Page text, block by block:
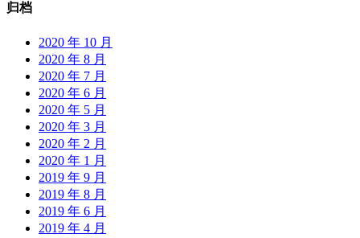
归档
2020 年 10 月
2020 年 8 月
2020 年 7 月
2020 年 6 月
2020 年 5 月
2020 年 3 月
2020 年 2 月
2020 年 1 月
2019 年 9 月
2019 年 8 月
2019 年 6 月
2019 年 4 月